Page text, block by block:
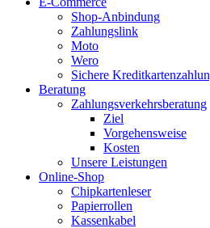
Shop-Anbindung
Zahlungslink
Moto
Wero
Sichere
Beratung
Zahlungsverkehrsberatung
Ziel
Vorgehensweise
Kosten
Unsere Leistungen
Online-Shop
Chipkartenleser
Papierrollen
Kassenkabel